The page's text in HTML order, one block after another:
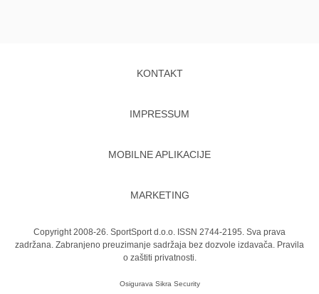
KONTAKT
IMPRESSUM
MOBILNE APLIKACIJE
MARKETING
Copyright 2008-26. SportSport d.o.o. ISSN 2744-2195. Sva prava
zadržana. Zabranjeno preuzimanje sadržaja bez dozvole izdavača. Pravila
o zaštiti privatnosti.
Osigurava Sikra Security